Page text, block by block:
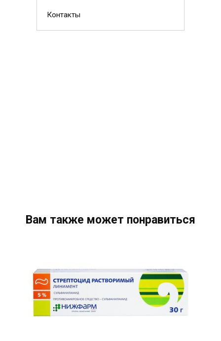
Контакты
Вам также может понравиться